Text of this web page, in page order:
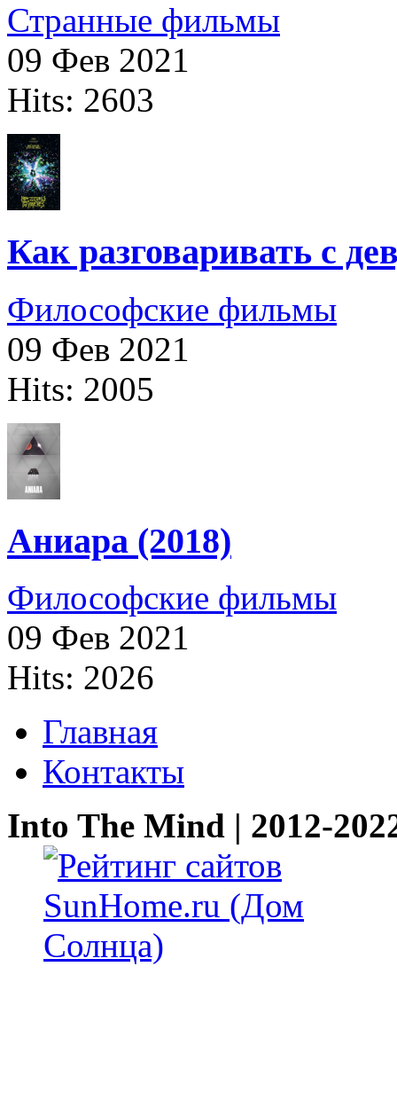
Странные фильмы
09 Фев 2021
Hits: 2603
Как разговаривать с
Философские фильмы
09 Фев 2021
Hits: 2005
Аниара (2018)
Философские фильмы
09 Фев 2021
Hits: 2026
Главная
Контакты
Into The Mind | 2012-